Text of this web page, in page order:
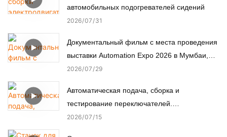
автомобильных подогревателей сидений
2026 07 31
Документальный фильм с места проведения
выставки Automation Expo 2026 в Мумбаи,
Индия.
2026 07 29
Автоматическая подача, сборка и
тестирование переключателей.
Автоматизированная сборочная машина.
2026 07 15